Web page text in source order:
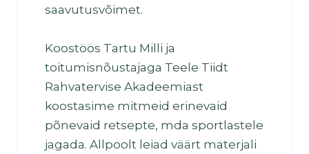
saavutusvõimet.
Koostöös Tartu Milli ja
toitumisnõustajaga Teele Tiidt
Rahvatervise Akadeemiast
koostasime mitmeid erinevaid
põnevaid retsepte, mda sportlastele
jagada. Allpoolt leiad väärt materjali